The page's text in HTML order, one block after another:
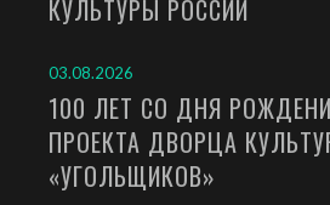
КУЛЬТУРЫ РОССИИ
03.08.2026
100 ЛЕТ СО ДНЯ
ПРОЕКТА ДВОРЦА
«УГОЛЬЩИКОВ»